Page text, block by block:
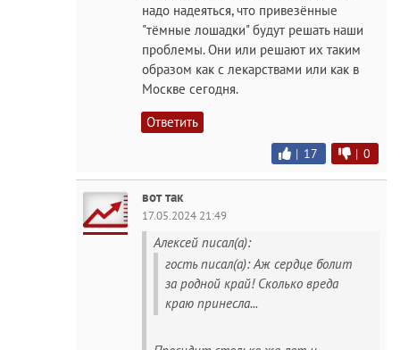
надо надеяться, что привезённые
"тёмные лошадки" будут решать наши
проблемы. Они или решают их таким
образом как с лекарствами или как в
Москве сегодня.
Ответить
| 17 | 0
вот так
17.05.2024 21:49
Алексей писал(а):
гость писал(а): Аж сердце болит
за родной край! Сколько вреда
краю принесла...